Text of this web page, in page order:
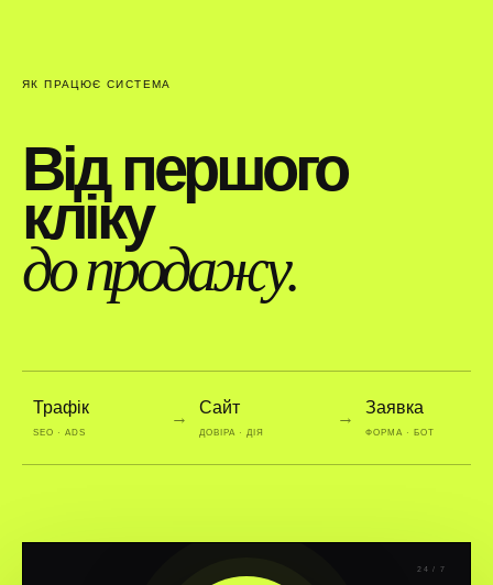
ЯК ПРАЦЮЄ СИСТЕМА
Від першого
кліку
до продажу.
Трафік
SEO · ADS
→
Сайт
ДОВІРА · ДІЯ
→
Заявка
ФОРМА · БОТ
24 / 7